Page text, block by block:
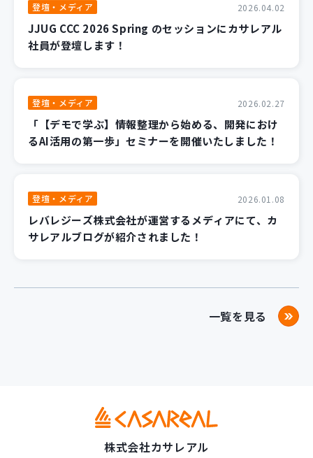
登壇・メディア 2026.04.02
JJUG CCC 2026 Spring のセッションにカサレアル
社員が登壇します！
登壇・メディア 2026.02.27
「【デモで学ぶ】情報整理から始める、開発におけ
るAI活用の第一歩」セミナーを開催いたしました！
登壇・メディア 2026.01.08
レバレジーズ株式会社が運営するメディアにて、カ
サレアルブログが紹介されました！
一覧を見る
株式会社カサレアル